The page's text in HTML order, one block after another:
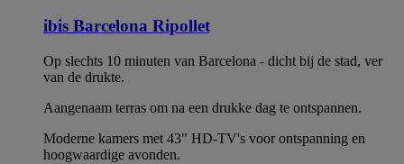
ibis Barcelona Ripollet
Op slechts 10 minuten van Barcelona - dicht bij de stad, ver
van de drukte.
Aangenaam terras om na een drukke dag te ontspannen.
Moderne kamers met 43" HD-TV's voor ontspanning en
hoogwaardige avonden.